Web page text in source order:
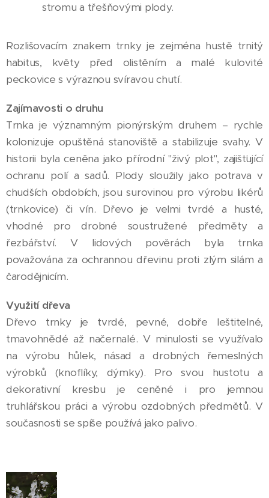
stromu a třešňovými plody.
Rozlišovacím znakem trnky je zejména hustě trnitý
habitus, květy před olistěním a malé kulovité
peckovice s výraznou svíravou chutí.
Zajímavosti o druhu
Trnka je významným pionýrským druhem – rychle
kolonizuje opuštěná stanoviště a stabilizuje svahy. V
historii byla ceněna jako přírodní "živý plot", zajišťující
ochranu polí a sadů. Plody sloužily jako potrava v
chudších obdobích, jsou surovinou pro výrobu likérů
(trnkovice) či vín. Dřevo je velmi tvrdé a husté,
vhodné pro drobné soustružené předměty a
řezbářství. V lidových pověrách byla trnka
považována za ochrannou dřevinu proti zlým silám a
čarodějnicím.
Využití dřeva
Dřevo trnky je tvrdé, pevné, dobře leštitelné,
tmavohnědé až načernalé. V minulosti se využívalo
na výrobu hůlek, násad a drobných řemeslných
výrobků (knoflíky, dýmky). Pro svou hustotu a
dekorativní kresbu je ceněné i pro jemnou
truhlářskou práci a výrobu ozdobných předmětů. V
současnosti se spíše používá jako palivo.